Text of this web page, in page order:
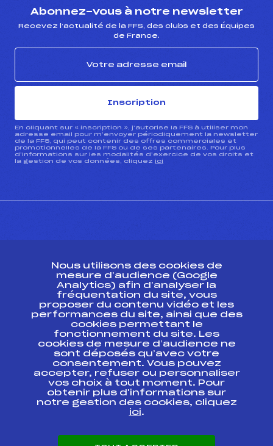
Abonnez-vous à notre newsletter
Recevez l’actualité de la FFS, des clubs et des Équipes
de France.
Inscription
En cliquant sur « inscription », j’autorise la FFS à utiliser mon
adresse email pour m’envoyer périodiquement la newsletter
de la FFS, qui peut contenir des offres commerciales et
promotionnelles de la FFS ou de ses partenaires. Pour plus
d’informations sur les modalités d’exercice de vos droits et
la gestion de vos données, cliquez ici
Ressources
Pass’Neige
Projet sportif fédéral
Projet de performance fédéral
Antidopage
Pôle Développement, Formation, Suivi
Scientifique
Listes ministérielles
Pôle vie de l’athlète
Enseignement professionnel
Nous utilisons des cookies de
mesure d’audience (Google
Analytics) afin d’analyser la
fréquentation du site, vous
proposer du contenu vidéo et les
performances du site, ainsi que des
cookies permettant le
fonctionnement du site. Les
cookies de mesure d’audience ne
sont déposés qu’avec votre
consentement. Vous pouvez
accepter, refuser ou personnaliser
vos choix à tout moment. Pour
obtenir plus d'informations sur
notre gestion des cookies, cliquez
ici.